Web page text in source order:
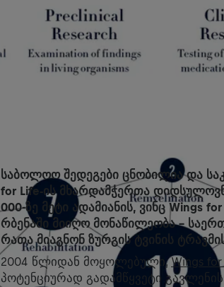
საბოლოო შედეგები ცნობილია და
for Life-ის მხარდამჭერთა
000-ზე მეტი ადამიანის, ვინც Wings
რბენაში მიიღო მონაწილეობა -
რათა მიაგნონ ზურგის ტვინის
2004 წლიდან მოყოლებული,Wings for
პოტენციურად გადამწყვეტი